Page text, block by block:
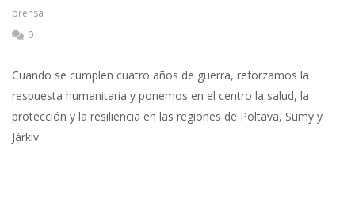
prensa
0
Cuando se cumplen cuatro años de guerra, reforzamos la
respuesta humanitaria y ponemos en el centro la salud, la
protección y la resiliencia en las regiones de Poltava, Sumy y
Járkiv.